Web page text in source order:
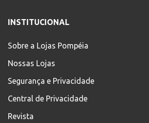
INSTITUCIONAL
Sobre a Lojas Pompéia
Nossas Lojas
Segurança e Privacidade
Central de Privacidade
Revista